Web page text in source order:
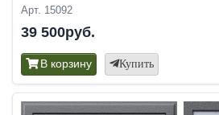
Арт. 15092
39 500руб.
В корзину Купить